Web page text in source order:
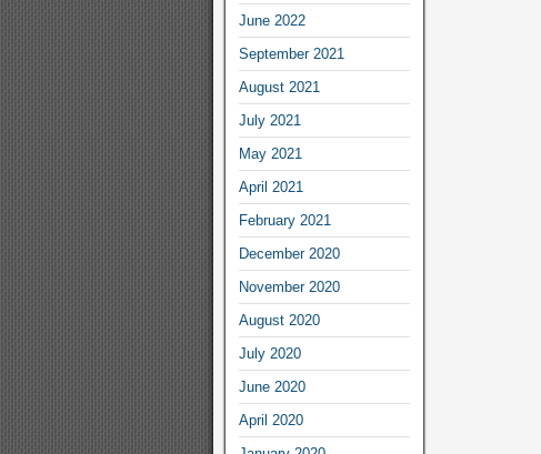
June 2022
September 2021
August 2021
July 2021
May 2021
April 2021
February 2021
December 2020
November 2020
August 2020
July 2020
June 2020
April 2020